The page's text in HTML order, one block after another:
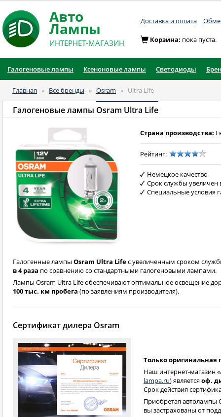
Авто
Лампы
ИНТЕРНЕТ-МАГАЗИН
Доставка и оплата
Корзина: пока пуста.
Галогеновые лампы Ксеноновые лампы Светодиоды
Главная » Все бренды » Osram » Ultra Life
Галогеновые лампы Osram Ultra Life
Страна производства:
Рейтинг:
Немецкое качество
Срок службы увеличен
Специальные условия
Галогенные лампы Osram Ultra Lifeс увеличенным сроком
в 4 раза по сравнению со стандартными галогеновыми лампами.
Лампы Osram Ultra Life обеспечивают оптимальное освещение
100 тыс. км пробега (по заявлениям производителя).
Сертификат дилера Osram
Только оригинальная
Наш интернет-магазин
lampa.ru) являетсяоф.
Срок действия
Приобретая автолампы
вы застрахованы от